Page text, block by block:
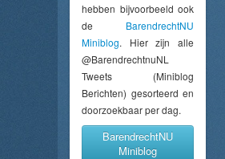
hebben bijvoorbeeld ook
de BarendrechtNU
Miniblog. Hier zijn alle
@BarendrechtnuNL
Tweets (Miniblog
Berichten) gesorteerd en
doorzoekbaar per dag.
BarendrechtNU
Miniblog